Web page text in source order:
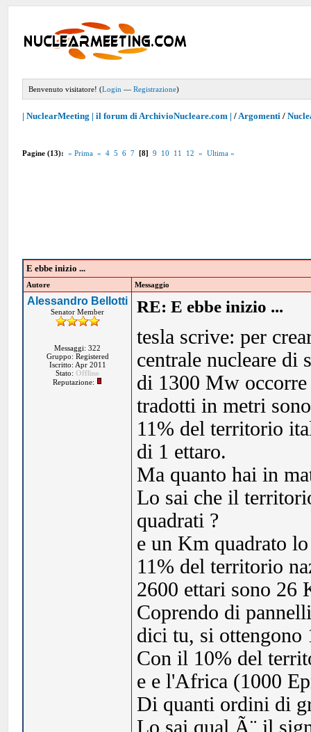
Benvenuto visitatore! (Login —Registrazione)
| NuclearMeeting | il forum di ArchivioNucleare.com | /Argomenti /
Pagine (13): « Prima « 4 5 6 7 [8] 9 10 11 12 » Ultima »
E ebbe inizio ...
Autore Messaggio
Alessandro Bellotti
Senator Member
Messaggi: 322
Gruppo: Registered
Iscritto: Apr 2011
Stato: Offline
Reputazione:
RE: E ebbe inizio ...
tesla scrive: per
centrale nucleare di
di 1300 Mw
tradotti in metri
11% del territorio
di 1 ettaro.
Ma quanto hai in
Lo sai che il
quadrati ?
e un Km quadrato
11% del territorio
2600 ettari sono 26
Coprendo di
dici tu, si ottengono
Con il 10% del
e e l'Africa (1000
Di quanti ordini di
Lo sai qual Ã¨ il